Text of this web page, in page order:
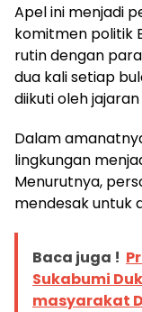
Apel ini menjadi
komitmen politik
rutin dengan
dua kali setiap
diikuti oleh
Dalam
lingkungan
Menurutnya,
mendesak untuk
Baca juga !
Sukabumi
masyarakat